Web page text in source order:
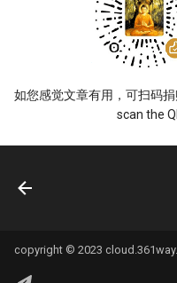
如您感觉文章有用，可扫码
scan the
copyright © 2023